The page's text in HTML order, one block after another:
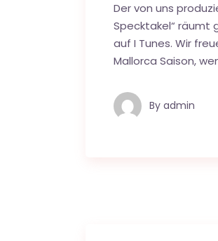
Der von uns
Specktakel“ räumt
auf I Tunes. Wir
Mallorca Saison,
By admin